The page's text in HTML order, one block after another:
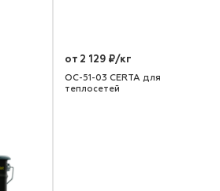
от 2 129 ₽/кг
ОС-51-03 CERTA для
теплосетей